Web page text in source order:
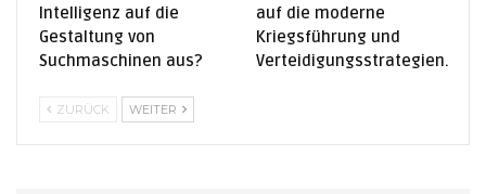
Intelligenz auf die
Gestaltung von
Suchmaschinen aus?
auf die moderne
Kriegsführung und
Verteidigungsstrategien.
ZURÜCK WEITER